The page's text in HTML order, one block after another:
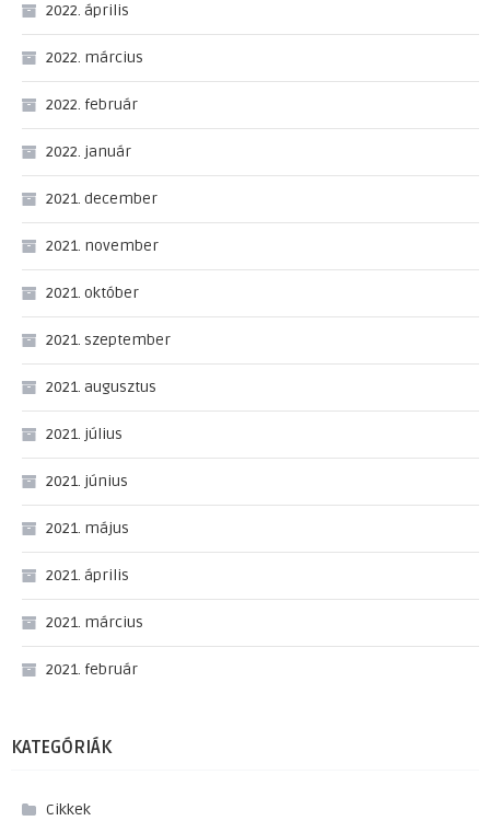
2022. április
2022. március
2022. február
2022. január
2021. december
2021. november
2021. október
2021. szeptember
2021. augusztus
2021. július
2021. június
2021. május
2021. április
2021. március
2021. február
KATEGÓRIÁK
Cikkek